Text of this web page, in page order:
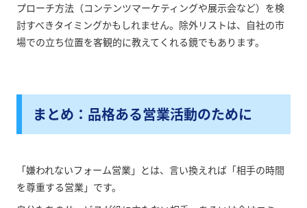
プローチ方法（コンテンツマーケティングや展示会など）を検
討すべきタイミングかもしれません。除外リストは、自社の市
場での立ち位置を客観的に教えてくれる鏡でもあります。
まとめ：品格ある営業活動のために
「嫌われないフォーム営業」とは、言い換えれば「相手の時間
を尊重する営業」です。